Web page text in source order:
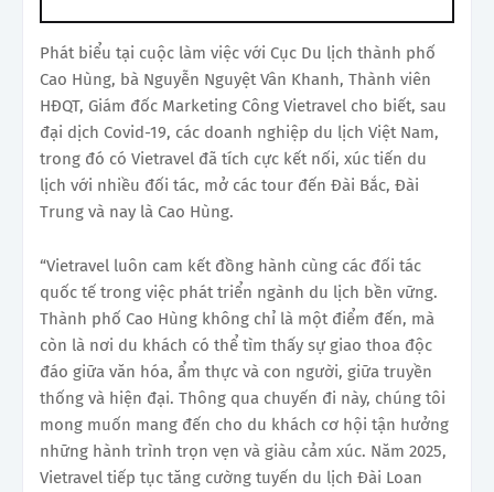
Phát biểu tại cuộc làm việc với Cục Du lịch thành phố
Cao Hùng, bà Nguyễn Nguyệt Vân Khanh, Thành viên
HĐQT, Giám đốc Marketing Công Vietravel cho biết, sau
đại dịch Covid-19, các doanh nghiệp du lịch Việt Nam,
trong đó có Vietravel đã tích cực kết nối, xúc tiến du
lịch với nhiều đối tác, mở các tour đến Đài Bắc, Đài
Trung và nay là Cao Hùng.
“Vietravel luôn cam kết đồng hành cùng các đối tác
quốc tế trong việc phát triển ngành du lịch bền vững.
Thành phố Cao Hùng không chỉ là một điểm đến, mà
còn là nơi du khách có thể tìm thấy sự giao thoa độc
đáo giữa văn hóa, ẩm thực và con người, giữa truyền
thống và hiện đại. Thông qua chuyến đi này, chúng tôi
mong muốn mang đến cho du khách cơ hội tận hưởng
những hành trình trọn vẹn và giàu cảm xúc. Năm 2025,
Vietravel tiếp tục tăng cường tuyến du lịch Đài Loan